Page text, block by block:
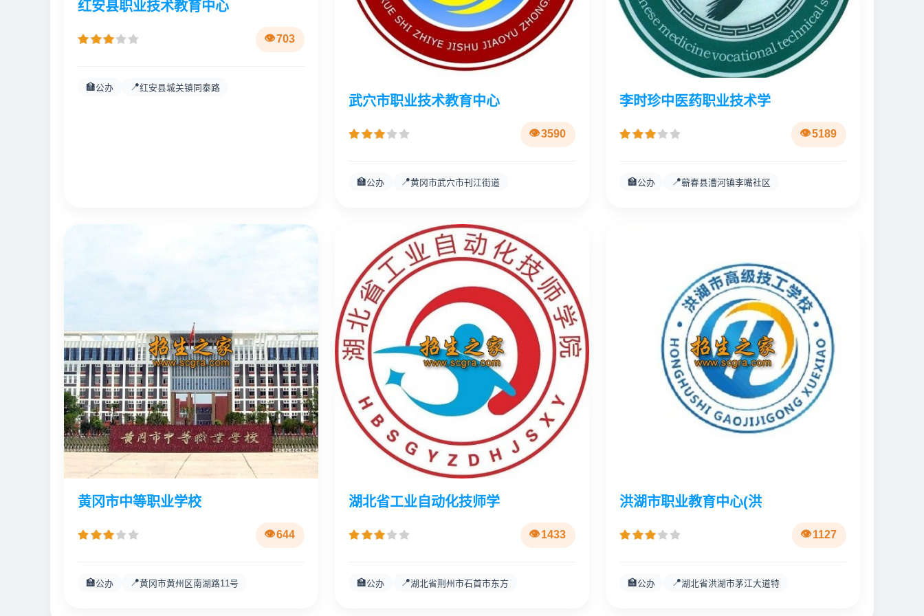
红安县职业技术教育中心
703
🏫公办 📍红安县城关镇同泰路
武穴市职业技术教育中心
3590
🏫公办 📍黄冈市武穴市刊江街道
李时珍中医药职业技术学
5189
🏫公办 📍蕲春县漕河镇李嘴社区
黄冈市中等职业学校
644
🏫公办 📍黄冈市黄州区南湖路11号
湖北省工业自动化技师学
1433
🏫公办 📍湖北省荆州市石首市东方
洪湖市职业教育中心(洪
1127
🏫公办 📍湖北省洪湖市茅江大道特